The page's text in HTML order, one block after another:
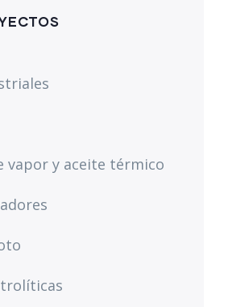
vapor y aceite térmico